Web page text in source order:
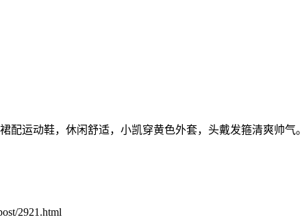
运动鞋，休闲舒适，小凯穿黄色外套，头戴发箍清爽帅气。
2921.html